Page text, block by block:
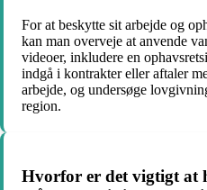
For at beskytte sit arbejde og
kan man overveje at anvende
videoer, inkludere en
indgå i kontrakter eller aftaler
arbejde, og undersøge
region.
Hvorfor er det vigtigt at